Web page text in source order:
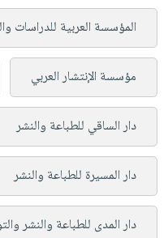
المؤسسة العربية للدراسات
مؤسسة الإنتشار العربي
دار الساقي للطباعة والنشر
دار المسيرة للطباعة والنشر
دار المدى للطباعة والنشر